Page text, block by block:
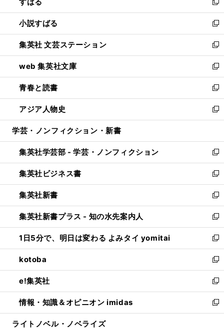
で
開
く
ド
ウ
で
開
く
新
し
い
ウ
ィ
ン
ド
ウ
で
開
く
小説すばる
新
し
い
ウ
ィ
ン
ド
ウ
で
開
集英社 文芸ステーション
新
し
い
ウ
ィ
ン
ド
ウ
開
く
web 集英社文庫
新
し
い
ウ
ィ
ン
ウ
で
開
く
青春と読書
新
し
い
ウ
ン
ド
ウ
で
開
く
アジア人物史
新
し
ウ
ィ
ン
ド
ウ
で
開
く
学芸・ノンフィクション・新書
集英社学芸部 - 学芸・ノンフィクション
新
し
い
ウ
ィ
ン
ド
ウ
で
開
く
集英社ビジネス書
新
し
い
ウ
ィ
ン
ド
ウ
で
開
く
集英社新書
新
し
い
ウ
ィ
ン
ド
ウ
で
開
く
集英社新書プラス - 知の水先案内人
新
し
い
ウ
ィ
ン
ド
ウ
で
開
1日5分で、明日は変わる よみタイ yomitai
新
し
い
ウ
ィ
ン
ド
ウ
kotoba
新
し
い
ウ
ィ
ン
e!集英社
新
し
い
ウ
情報・知識＆オピニオン imidas
新
し
ライトノベル・ノベライズ